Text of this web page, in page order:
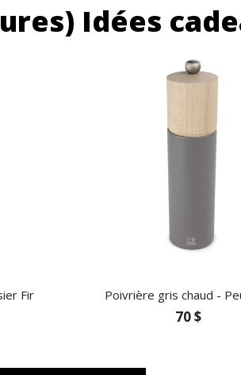
Idées
Fir
Poivrière gris chaud -
70 $